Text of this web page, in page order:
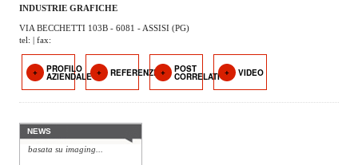
ENTI E
ZOOM
TEMATICI
INDUSTRIE GRAFICHE
VIA BECCHETTI 103B - 6081 - ASSISI (PG)
tel: | fax:
PROFILO
AZIENDALE REFERENZE POST
CORRELATI VIDEO
NEWS
Konica Minolta presenta
Specim RETEX
riferimento a livello globale
presenta Specim RETEX,
una soluzione completa
basata su imaging...